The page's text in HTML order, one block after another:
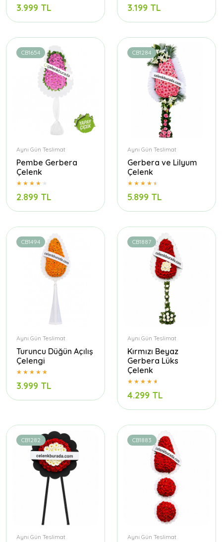
3.999 TL 3.199 TL
CB1654
Aynı Gün Teslimat
Pembe Gerbera
Çelenk
2.899 TL
CB1284
Aynı Gün Teslimat
Gerbera ve Lilyum
Çelenk
5.899 TL
CB1494
Aynı Gün Teslimat
Turuncu Düğün Açılış
Çelengi
3.999 TL
CB1887
Aynı Gün Teslimat
Kırmızı Beyaz
Gerbera Lüks
Çelenk
4.299 TL
CB1282
Aynı Gün Teslimat
CB1883
Aynı Gün Teslimat